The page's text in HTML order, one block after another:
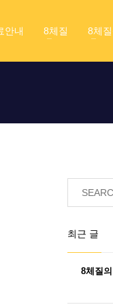
안내 8체질 8체
최근 글
8체질